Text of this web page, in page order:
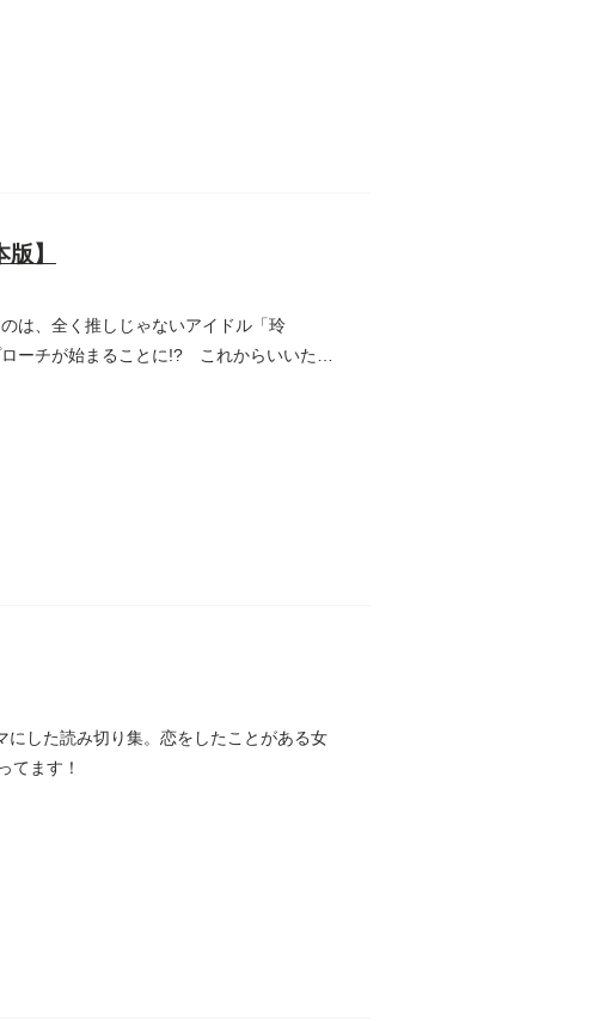
】
は、全く推しじゃないアイドル「玲
ーチが始まることに!? これからいいたい
した読み切り集。恋をしたことがある女
てます！